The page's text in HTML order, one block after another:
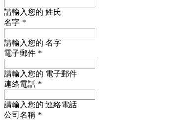
請輸入您的 姓氏
名字 *
請輸入您的 名字
電子郵件 *
請輸入您的 電子郵件
連絡電話 *
請輸入您的 連絡電話
公司名稱 *